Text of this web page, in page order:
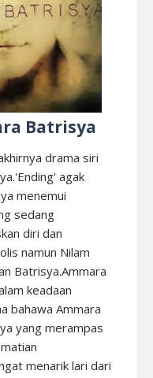
Batrisya
drama siri
agak
menemui
sedang
diri dan
namun Nilam
Batrisya.Ammara
keadaan
bahawa Ammara
yang merampas
menarik lari dari